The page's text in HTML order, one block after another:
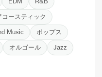
コースティック
Music ポップス
オルゴール Jazz